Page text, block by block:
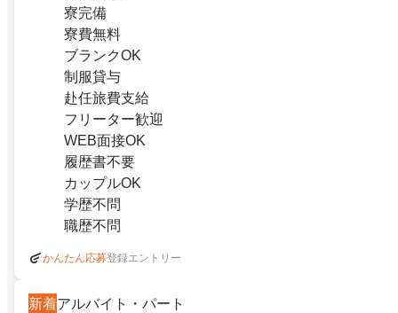
寮完備
寮費無料
ブランクOK
制服貸与
赴任旅費支給
フリーター歓迎
WEB面接OK
履歴書不要
カップルOK
学歴不問
職歴不問
かんたん応募登録エントリー
新着アルバイト・パート